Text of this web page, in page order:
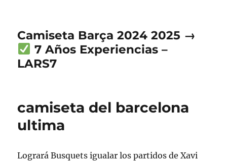
Camiseta Barça 2024 2025 →
7 Años Experiencias –
LARS7
camiseta del barcelona
ultima
Logrará Busquets igualar los partidos de Xavi